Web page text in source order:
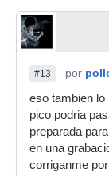
#13 por
eso tambien lo
pico podria
preparada
en una
corriganme